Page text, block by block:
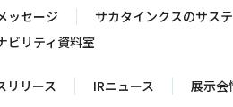
ッセージ サカタインクスのサス
ビリティ資料室
リリース IRニュース 展示会